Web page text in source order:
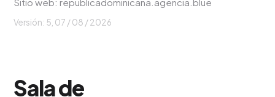
Versión: 5, 07 / 08 / 2026
Sala de